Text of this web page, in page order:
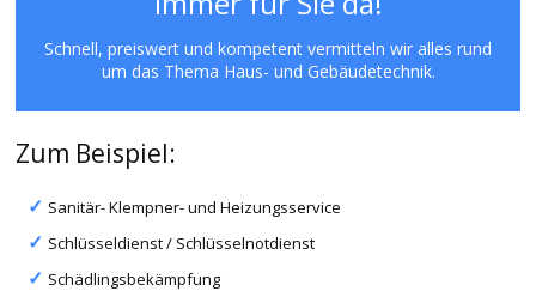
Schnell, preiswert und kompetent vermitteln wir alles rund
um das Thema Haus- und Gebäudetechnik.
Zum Beispiel:
Sanitär- Klempner- und Heizungsservice
Schlüsseldienst / Schlüsselnotdienst
Schädlingsbekämpfung